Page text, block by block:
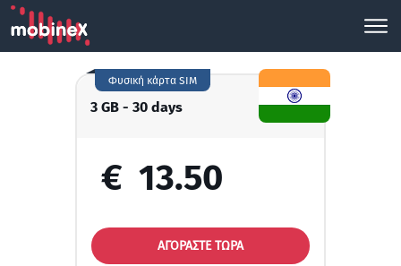
3 GB - 30 days
Φυσική κάρτα SIM
€ 13.50
ΑΓΟΡΑΣΤΕ ΤΩΡΑ